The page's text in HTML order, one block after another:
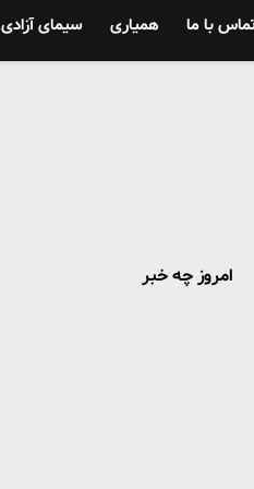
با ما همیاری سیمای آزادی
امروز چه خبر